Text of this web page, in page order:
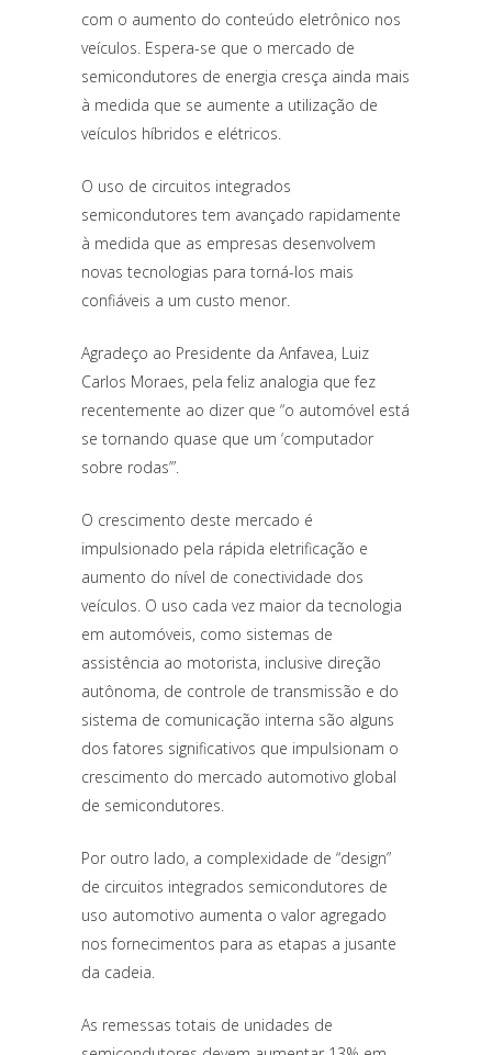
com o aumento do conteúdo eletrônico nos
veículos. Espera-se que o mercado de
semicondutores de energia cresça ainda mais
à medida que se aumente a utilização de
veículos híbridos e elétricos.
O uso de circuitos integrados
semicondutores tem avançado rapidamente
à medida que as empresas desenvolvem
novas tecnologias para torná-los mais
confiáveis a um custo menor.
Agradeço ao Presidente da Anfavea, Luiz
Carlos Moraes, pela feliz analogia que fez
recentemente ao dizer que “o automóvel está
se tornando quase que um ‘computador
sobre rodas’”.
O crescimento deste mercado é
impulsionado pela rápida eletrificação e
aumento do nível de conectividade dos
veículos. O uso cada vez maior da tecnologia
em automóveis, como sistemas de
assistência ao motorista, inclusive direção
autônoma, de controle de transmissão e do
sistema de comunicação interna são alguns
dos fatores significativos que impulsionam o
crescimento do mercado automotivo global
de semicondutores.
Por outro lado, a complexidade de “design”
de circuitos integrados semicondutores de
uso automotivo aumenta o valor agregado
nos fornecimentos para as etapas a jusante
da cadeia.
As remessas totais de unidades de